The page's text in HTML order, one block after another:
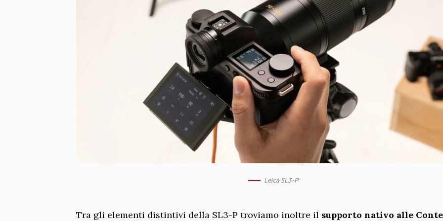
Leica SL3-P
Tra gli elementi distintivi della SL3-P troviamo inoltre il supporto nativo alle